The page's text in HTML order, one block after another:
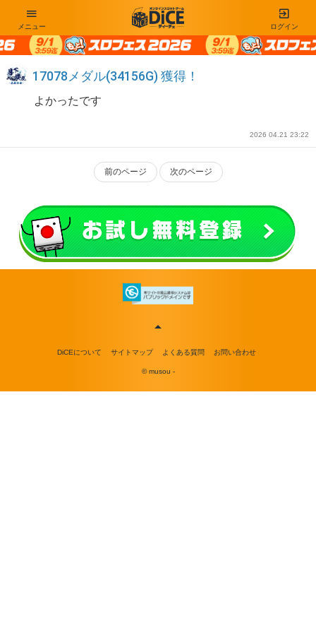
ログイン
メニュー
17078メダル(34156G) 獲得！
よかったです
2026 04.21 23:22
前のページ 次のページ
DiCEについて サイトマップ よくある質問 お問い合わせ
© musou -